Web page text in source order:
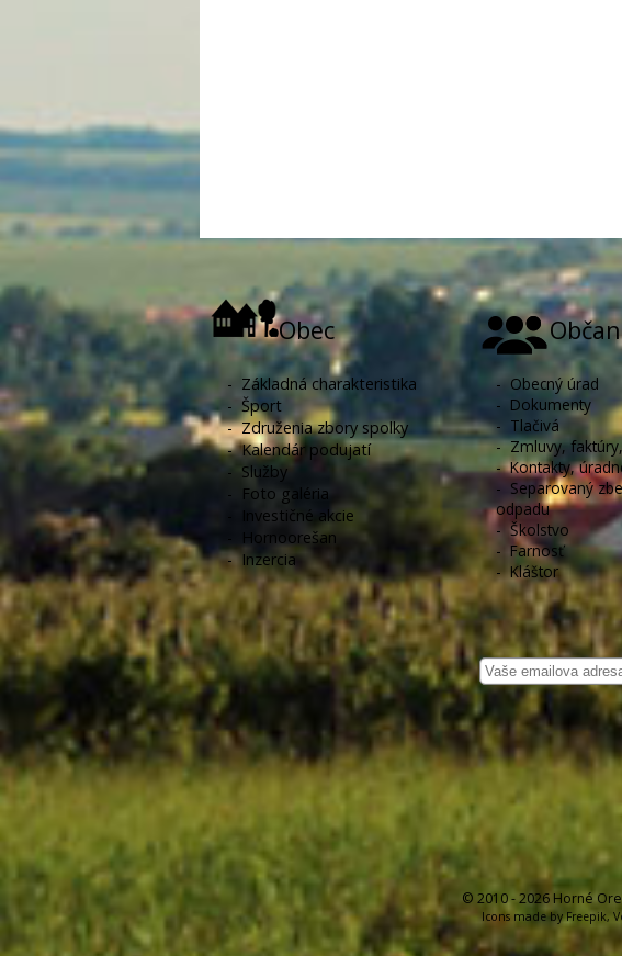
Obec
- Základná charakteristika
- Šport
-Združenia zbory spolky
-Kalendár podujatí
- Služby
- Foto galéria
-
Investičné akcie
Hornoorešan
-Inzercia
Občan
- Obecný úrad
- Dokumenty
- Tlačivá
-Zmluvy,
-Kontakty,
- Separovaný
odpadu
-Školstvo
-Farnosť
-Kláštor
© 2010 - 2026 Horné
Icons made byFreepik,